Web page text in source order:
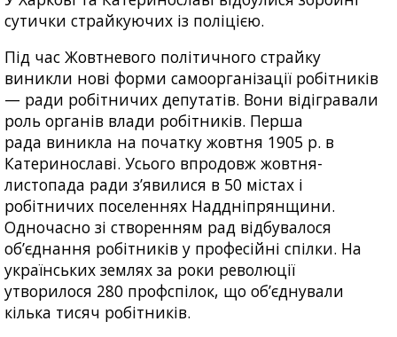
сутички страйкуючих із поліцією.
Під час Жовтневого політичного страйку
виникли нові форми самоорганізації робітників
— ради робітничих депутатів. Вони відігравали
роль органів влади робітників. Перша
рада виникла на початку жовтня 1905 р. в
Катеринославі. Усього впродовж жовтня-
листопада ради з’явилися в 50 містах і
робітничих поселеннях Наддніпрянщини.
Одночасно зі створенням рад відбувалося
об’єднання робітників у професійні спілки. На
українських землях за роки революції
утворилося 280 профспілок, що об’єднували
кілька тисяч робітників.